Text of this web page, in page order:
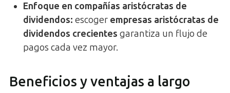
Enfoque en compañías aristócratas de
dividendos: escoger empresas aristócratas de
dividendos crecientes garantiza un flujo de
pagos cada vez mayor.
Beneficios y ventajas a largo